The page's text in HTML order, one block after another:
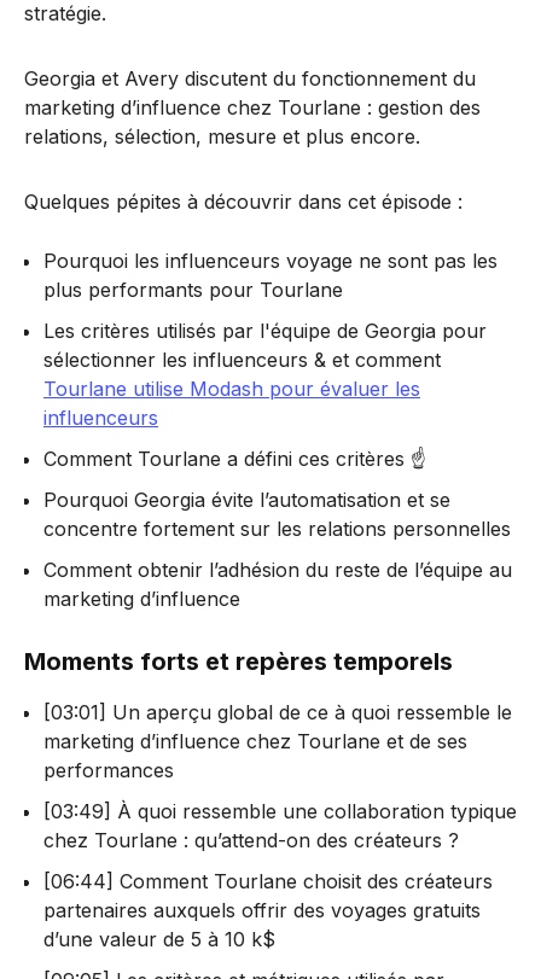
stratégie.
Georgia et Avery discutent du fonctionnement du
marketing d’influence chez Tourlane : gestion des
relations, sélection, mesure et plus encore.
Quelques pépites à découvrir dans cet épisode :
Pourquoi les influenceurs voyage ne sont pas les
plus performants pour Tourlane
Les critères utilisés par l'équipe de Georgia pour
sélectionner les influenceurs & et comment
Tourlane utilise Modash pour évaluer les
influenceurs
Comment Tourlane a défini ces critères ☝
Pourquoi Georgia évite l’automatisation et se
concentre fortement sur les relations personnelles
Comment obtenir l’adhésion du reste de l’équipe au
marketing d’influence
Moments forts et repères temporels
[03:01] Un aperçu global de ce à quoi ressemble le
marketing d’influence chez Tourlane et de ses
performances
[03:49] À quoi ressemble une collaboration typique
chez Tourlane : qu’attend-on des créateurs ?
[06:44] Comment Tourlane choisit des créateurs
partenaires auxquels offrir des voyages gratuits
d’une valeur de 5 à 10 k$